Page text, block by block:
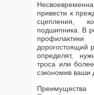
привести к
сцепления,
подшипника. В
дорогостоящий
определят,
троса или
сэкономив ваши